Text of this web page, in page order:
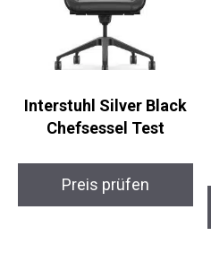
Interstuhl Silver Black
Chefsessel Test
Preis prüfen